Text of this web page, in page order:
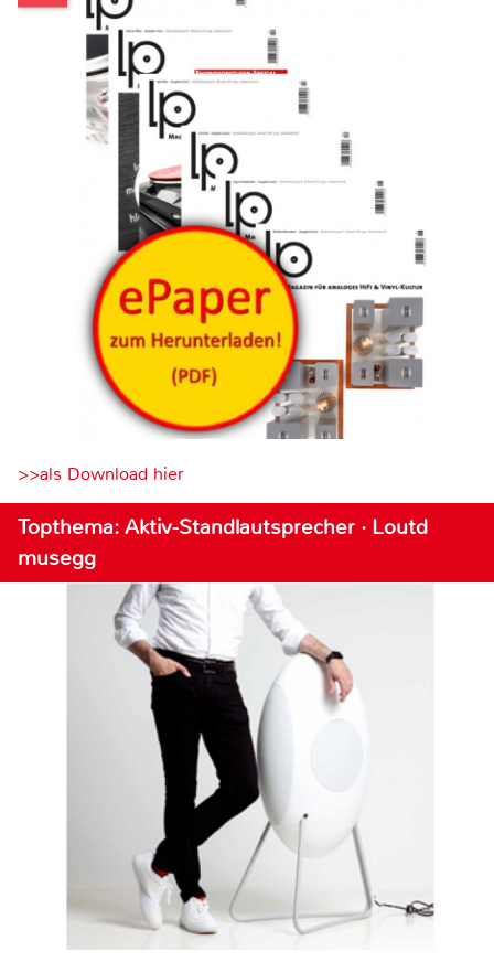
>>als Download hier
Topthema: Aktiv-Standlautsprecher · Loutd
musegg